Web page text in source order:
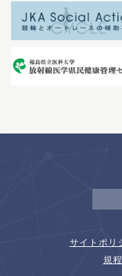
サイトポリ
規